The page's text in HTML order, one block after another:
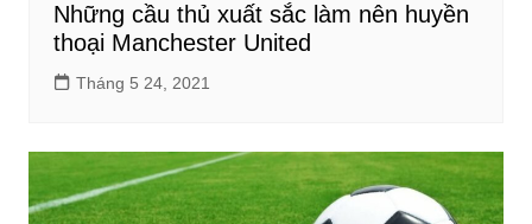
Những cầu thủ xuất sắc làm nên huyền
thoại Manchester United
Tháng 5 24, 2021